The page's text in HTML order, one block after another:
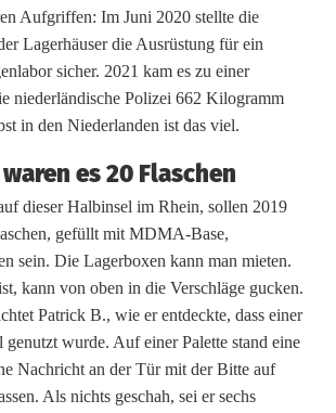
Aufgriffen: Im Juni 2020 stellte die
Lagerhäuser die Ausrüstung für ein
sicher. 2021 kam es zu einer
niederländische Polizei 662 Kilogramm
in den Niederlanden ist das viel.
es 20 Flaschen
dieser Halbinsel im Rhein, sollen 2019
gefüllt mit MDMA-Base,
sein. Die Lagerboxen kann man mieten.
kann von oben in die Verschläge gucken.
Patrick B., wie er entdeckte, dass einer
genutzt wurde. Auf einer Palette stand eine
Nachricht an der Tür mit der Bitte auf
Als nichts geschah, sei er sechs